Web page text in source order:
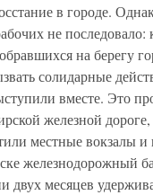
в городе.
не
на берегу
солидарные
вместе. Это
железной
местные вокзалы
железнодорожный
двух месяцев